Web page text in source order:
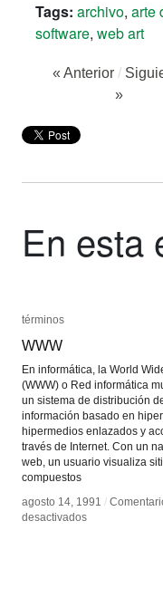
Tags: archivo, arte
software, web art
« Anterior /
»
En esta
términos
WWW
En informática, la World
(WWW) o Red informática
un sistema de distribución
información basado en
hipermedios enlazados y
través de Internet. Con un
web, un usuario visualiza
compuestos
agosto 14, 1991 /
desactivadosen
términos
WWW
agosto 14, 1991 /
desactivadosen